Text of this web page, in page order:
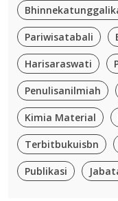
Pariwisatabali
Harisaraswati
Penulisanilmiah
Kimia Material
Terbitbukuisbn
Publikasi